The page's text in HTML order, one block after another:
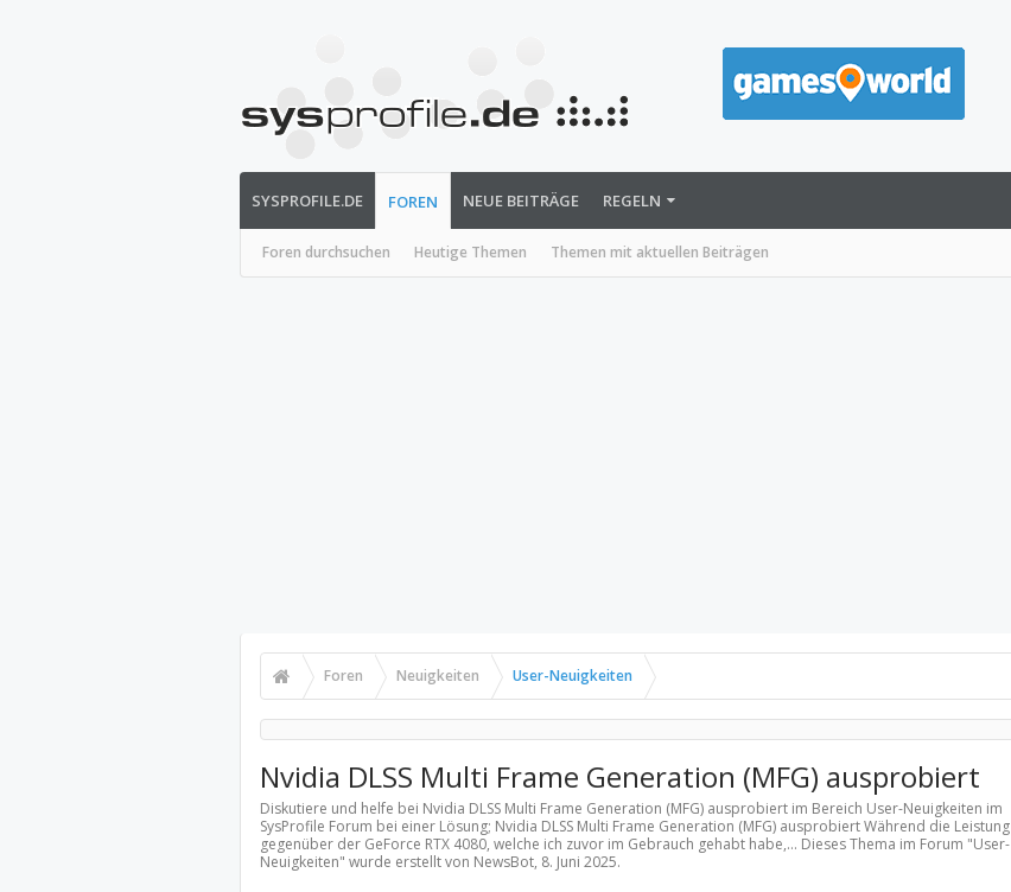
SYSPROFILE.DE FOREN
Foren durchsuchen Heutige Themen Themen mit aktuellen Beiträgen
NEUE BEITRÄGE REGELN
Foren Neuigkeiten User-Neuigkeiten
Nvidia DLSS Multi Frame Generation (MFG) ausprobiert
Diskutiere und helfe bei Nvidia DLSS Multi Frame Generation (MFG) ausprobiert im Bereich User-Neuigkeiten im
SysProfile Forum bei einer Lösung; Nvidia DLSS Multi Frame Generation (MFG) ausprobiert Während die Leistung
gegenüber der GeForce RTX 4080, welche ich zuvor im Gebrauch gehabt habe,... Dieses Thema im Forum "User-
Neuigkeiten" wurde erstellt von NewsBot, 8. Juni 2025.